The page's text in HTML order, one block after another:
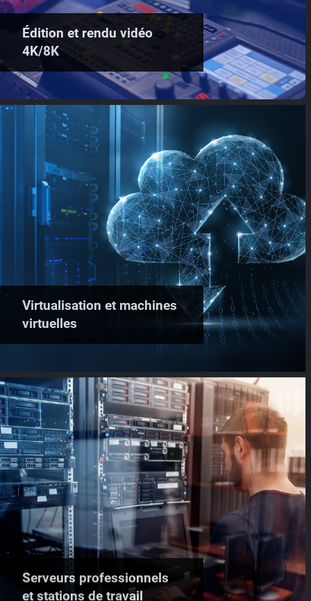
Édition et rendu vidéo
4K/8K
Virtualisation et machines
virtuelles
Serveurs professionnels
et stations de travail